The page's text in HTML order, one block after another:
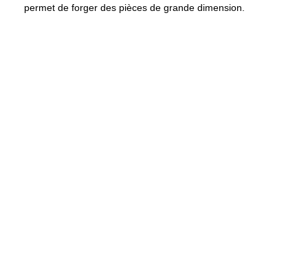
permet de forger des pièces de grande dimension.